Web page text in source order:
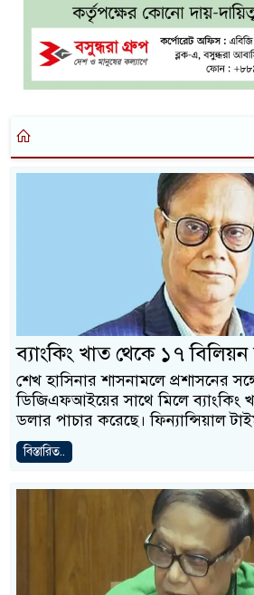
ব্যাংকিং খাত থেকে ১৭
শেখ হাসিনার শাসনামলে প্রশাসনের
ডিজিএফআইয়ের সাথে মিলে ব্যাংকিং
ডলার পাচার করেছে। ফিন্যান্সিয়াল
বিস্তারিত..